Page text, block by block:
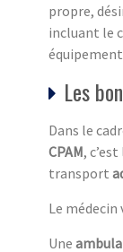
propre,
incluant le
Les
Dans le
CPAM,
transport
Le médecin
Une